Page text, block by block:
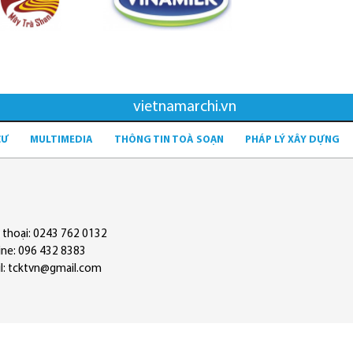
vietnamarchi.vn
MULTIMEDIA THÔNG TIN TOÀ SOẠN PHÁP LÝ XÂY DỰNG
0243 762 0132
096 432 8383
tcktvn@gmail.com